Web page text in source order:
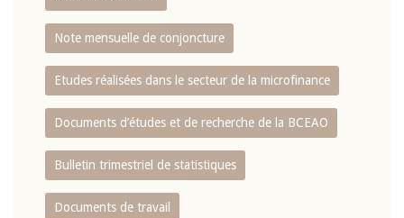
Note mensuelle de conjoncture
Etudes réalisées dans le secteur de la microfinance
Documents d’études et de recherche de la BCEAO
Bulletin trimestriel de statistiques
Documents de travail